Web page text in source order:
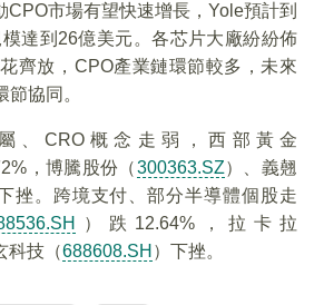
CPO市場有望快速增長，Yole預計到
達到26億美元。各芯片大廠紛紛佈
齊放，CPO產業鏈環節較多，未來
協同。
、CRO概念走弱，西部黃金
，博騰股份（300363.SZ）、義翹
挫。跨境支付、部分半導體個股走
）跌12.64%，拉卡拉
科技（688608.SH ）下挫。